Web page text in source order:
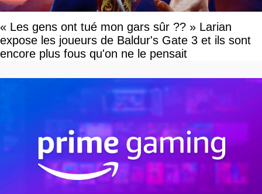
« Les gens ont tué mon gars sûr ?? » Larian
expose les joueurs de Baldur's Gate 3 et ils sont
encore plus fous qu'on ne le pensait